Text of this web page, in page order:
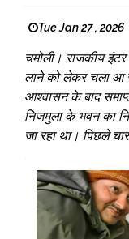
Tue Jan 27 , 2026
चमोली। राजकीय
लाने को लेकर चला आ
आश्वासन के बाद
निजमुला के भवन का
जा रहा था। पिछले